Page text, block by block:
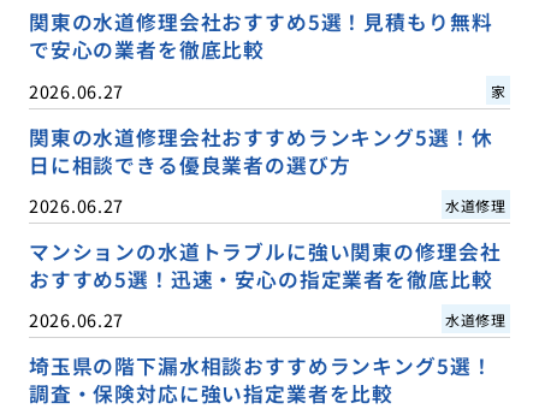
関東の水道修理会社おすすめ5選！見積もり無料
で安心の業者を徹底比較
2026.06.27 家
関東の水道修理会社おすすめランキング5選！休
日に相談できる優良業者の選び方
2026.06.27 水道修理
マンションの水道トラブルに強い関東の修理会社
おすすめ5選！迅速・安心の指定業者を徹底比較
2026.06.27 水道修理
埼玉県の階下漏水相談おすすめランキング5選！
調査・保険対応に強い指定業者を比較